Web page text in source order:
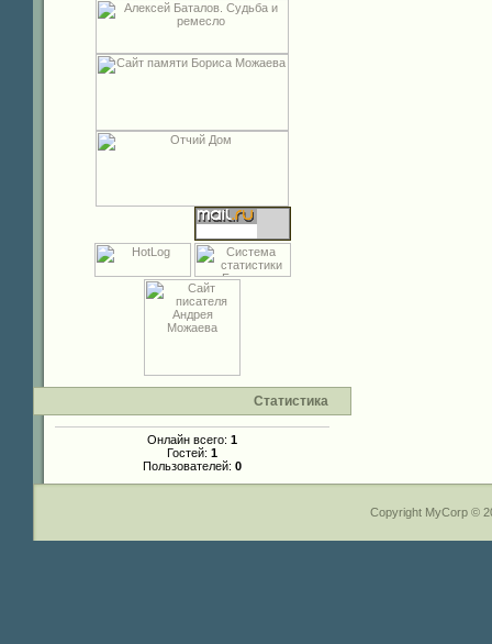
Статистика
Онлайн всего: 1
Гостей: 1
Пользователей: 0
Copyright MyCorp ©